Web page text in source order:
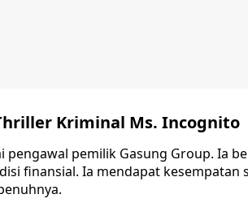
Kriminal Ms. Incognito
pengawal pemilik Gasung Group. Ia
finansial. Ia mendapat kesempatan